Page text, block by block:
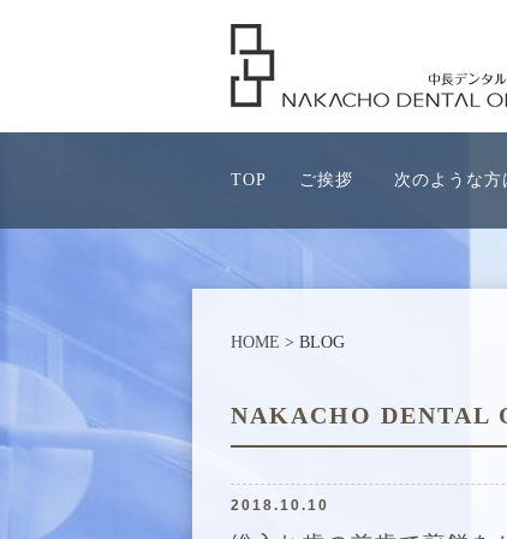
TOP ご挨拶 次のような
HOME > BLOG
NAKACHO DENTAL
2018.10.10